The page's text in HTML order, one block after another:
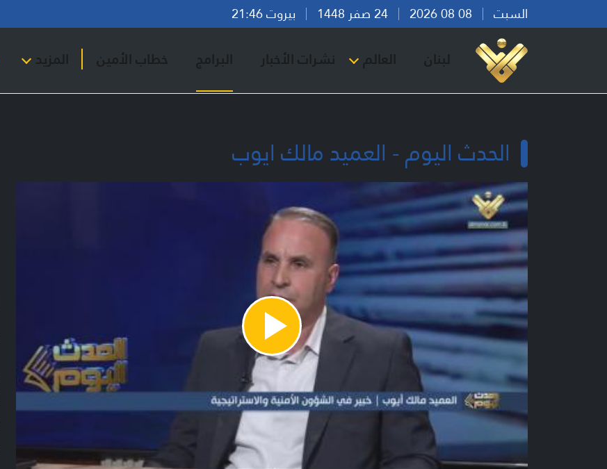
السبت بيروت 21:46
لبنان العالم نشرات الأخبار البرامج خطاب الأمين المزيد
الحدث اليوم - العميد مالك ايوب
Play
Video